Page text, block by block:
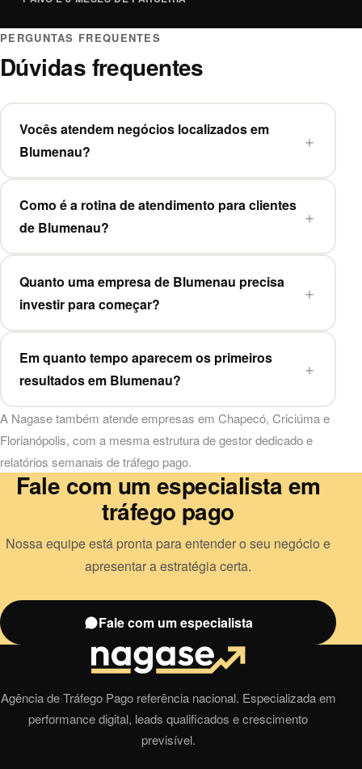
PERGUNTAS FREQUENTES
Dúvidas frequentes
Vocês atendem negócios localizados em
Blumenau?
Como é a rotina de atendimento para clientes
de Blumenau?
Quanto uma empresa de Blumenau precisa
investir para começar?
Em quanto tempo aparecem os primeiros
resultados em Blumenau?
A Nagase também atende empresas em Chapecó, Criciúmae
Florianópolis, com a mesma estrutura de gestor dedicado e
relatórios semanais detráfego pago.
Fale com um especialista em
tráfego pago
Nossa equipe está pronta para entender o seu negócio e
apresentar a estratégia certa.
Fale com um especialista
Agência de Tráfego Pago referência nacional. Especializada em
performance digital, leads qualificados e crescimento
previsível.